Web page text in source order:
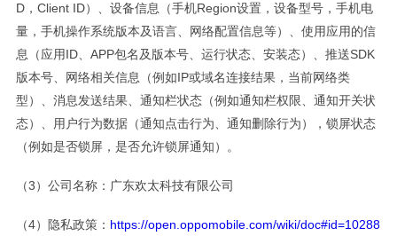
D，Client ID）、设备信息（手机Region设置，设备型号，手机电
量，手机操作系统版本及语言、网络配置信息等）、使用应用的信
息（应用ID、APP包名及版本号、运行状态、安装态）、推送SDK
版本号、网络相关信息（例如IP或域名连接结果，当前网络类
型）、消息发送结果、通知栏状态（例如通知栏权限、通知开关状
态）、用户行为数据（通知点击行为、通知删除行为），锁屏状态
（例如是否锁屏，是否允许锁屏通知）。
（3）公司名称：广东欢太科技有限公司
（4）隐私政策： https://open.oppomobile.com/wiki/doc#id=10288